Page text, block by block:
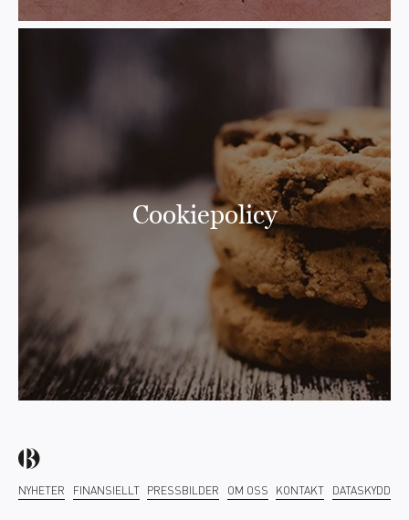
Cookiepolicy
NYHETER FINANSIELLT PRESSBILDER OM OSS KONTAKT DATASKYDD